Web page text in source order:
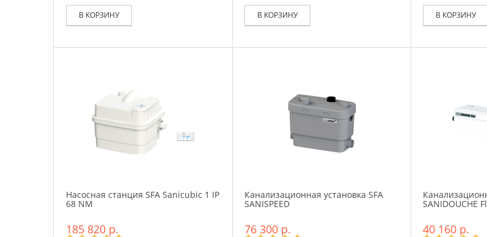
В КОРЗИНУ В КОРЗИНУ В КОРЗИНУ
Насосная станция SFA Sanicubic 1 IP
68 NM
185 820 р.
Канализационная установка SFA
SANISPEED
76 300 р.
SANIDOUCHE
40 160 р.